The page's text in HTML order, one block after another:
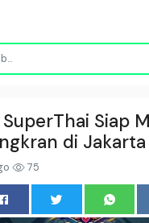
Siap
di Jakarta
75